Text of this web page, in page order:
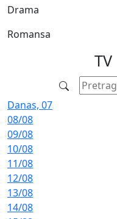
Drama
Romansa
TV
Danas, 07
08/08
09/08
10/08
11/08
12/08
13/08
14/08